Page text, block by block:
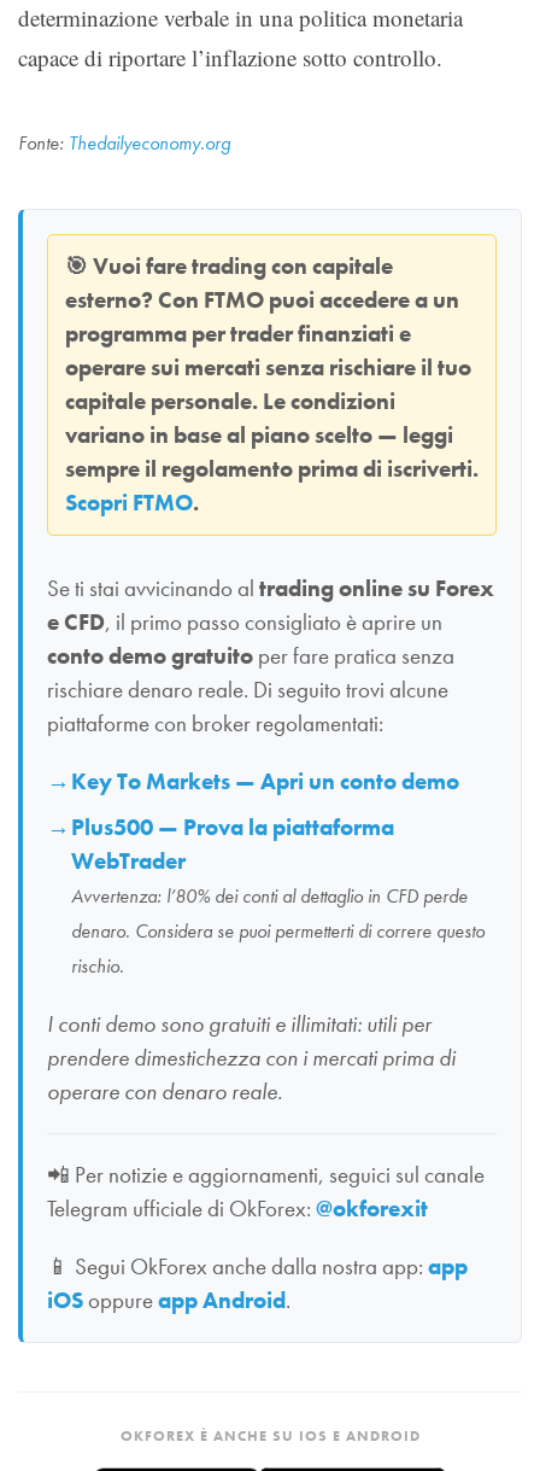
determinazione verbale in una politica monetaria
capace di riportare l’inflazione sotto controllo.
Fonte: Thedailyeconomy.org
🎯 Vuoi fare trading con capitale
esterno? Con FTMO puoi accedere a un
programma per trader finanziati e
operare sui mercati senza rischiare il tuo
capitale personale. Le condizioni
variano in base al piano scelto — leggi
sempre il regolamento prima di iscriverti.
Scopri FTMO.
Se ti stai avvicinando al trading online su Forex
e CFD, il primo passo consigliato è aprire un
conto demo gratuito per fare pratica senza
rischiare denaro reale. Di seguito trovi alcune
piattaforme con broker regolamentati:
Key To Markets — Apri un conto demo
Plus500 — Prova la piattaforma
WebTrader
Avvertenza: l’80% dei conti al dettaglio in CFD perde
denaro. Considera se puoi permetterti di correre questo
rischio.
I conti demo sono gratuiti e illimitati: utili per
prendere dimestichezza con i mercati prima di
operare con denaro reale.
📲 Per notizie e aggiornamenti, seguici sul canale
Telegram ufficiale di OkForex: @okforexit
📱 Segui OkForex anche dalla nostra app: app
iOSoppureapp Android.
OKFOREX È ANCHE SU IOS E ANDROID